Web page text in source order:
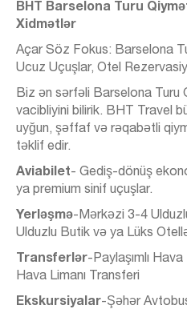
BHT Barselona Turu
Xidmətlər
Açar Söz Fokus: Barselona
Ucuz Uçuşlar, Otel
Biz ən sərfəli Barselona Turu
vacibliyini bilirik. BHT Travel
uyğun, şəffaf və rəqabətli
təklif edir.
Aviabilet- Gediş-dönüş
ya premium sinif uçuşlar.
Yerləşmə-Mərkəzi 3-4
Ulduzlu Butik və ya Lüks
Transferlər-Paylaşımlı
Hava Limanı Transferi
Ekskursiyalar-Şəhər